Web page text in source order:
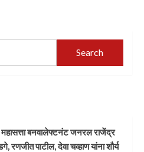
Search
बनवालेफ्टनंट जनरल राजेंद्र
रणजीत पाटील, देवा चव्हाण यांना शौर्य